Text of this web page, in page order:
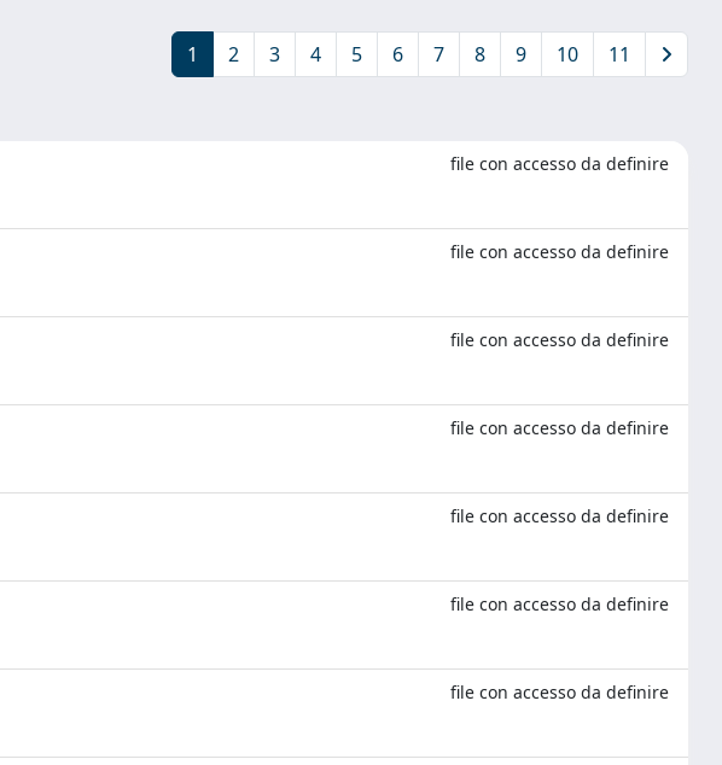
1 2 3 4 5 6 7 8 9 10 11
file con accesso da definire
file con accesso da definire
file con accesso da definire
file con accesso da definire
file con accesso da definire
file con accesso da definire
file con accesso da definire